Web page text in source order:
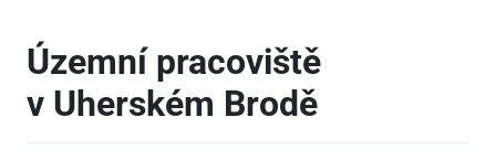
Územní pracoviště
v Uherském Brodě